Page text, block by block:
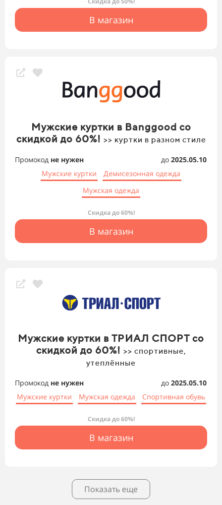
В магазин
Мужские куртки в Banggood со
скидкой до 60%! >> куртки в разном стиле
Промокод не нужен до 2025.05.10
Мужские куртки
Демисезонная одежда
Мужская одежда
Скидка до 60%!
В магазин
Мужские куртки в ТРИАЛ СПОРТ со
скидкой до 60%! >> спортивные,
утеплённые
Промокод не нужен до 2025.05.10
Мужские куртки
Мужская одежда Спортивная обувь
Скидка до 60%!
В магазин
Показать еще